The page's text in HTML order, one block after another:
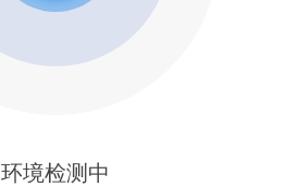
环境检测中